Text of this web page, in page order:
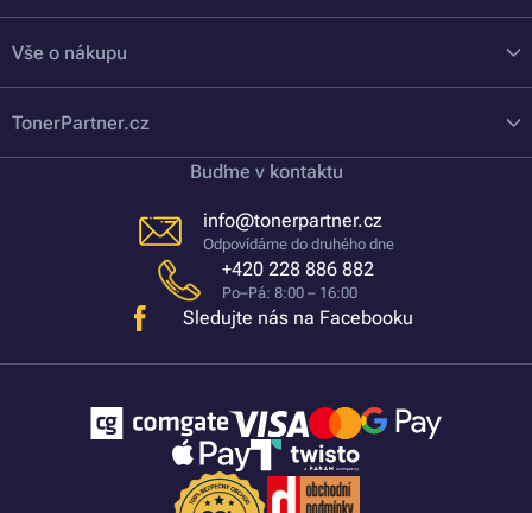
Vše o nákupu
TonerPartner.cz
Buďme v kontaktu
info@tonerpartner.cz
Odpovídáme do druhého dne
+420 228 886 882
Po–Pá: 8:00 – 16:00
Sledujte nás na Facebooku